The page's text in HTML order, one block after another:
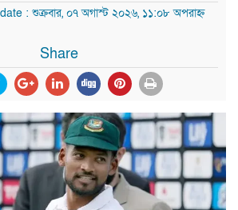
: শুক্রবার, ০৭ অগাস্ট ২০২৬, ১১:০৮ অপরাহ্ন
Share